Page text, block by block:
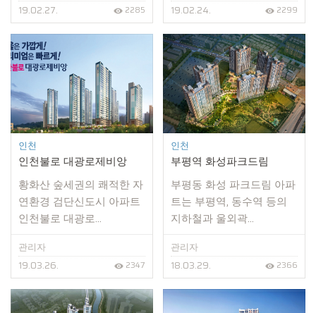
19.02.27.
2285
19.02.24.
2299
인천
인천불로 대광로제비앙
황화산 숲세권의 쾌적한 자
연환경 검단신도시 아파트
인천불로 대광로...
관리자
19.03.26.
2347
인천
부평역 화성파크드림
부평동 화성 파크드림 아파
트는 부평역, 동수역 등의
지하철과 울외곽...
관리자
18.03.29.
2366